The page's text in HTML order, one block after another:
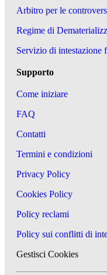
Arbitro per le
Regime di
Servizio di intestazione
Supporto
Come iniziare
FAQ
Contatti
Termini e condizioni
Privacy Policy
Cookies Policy
Policy reclami
Policy sui conflitti di
Gestisci Cookies